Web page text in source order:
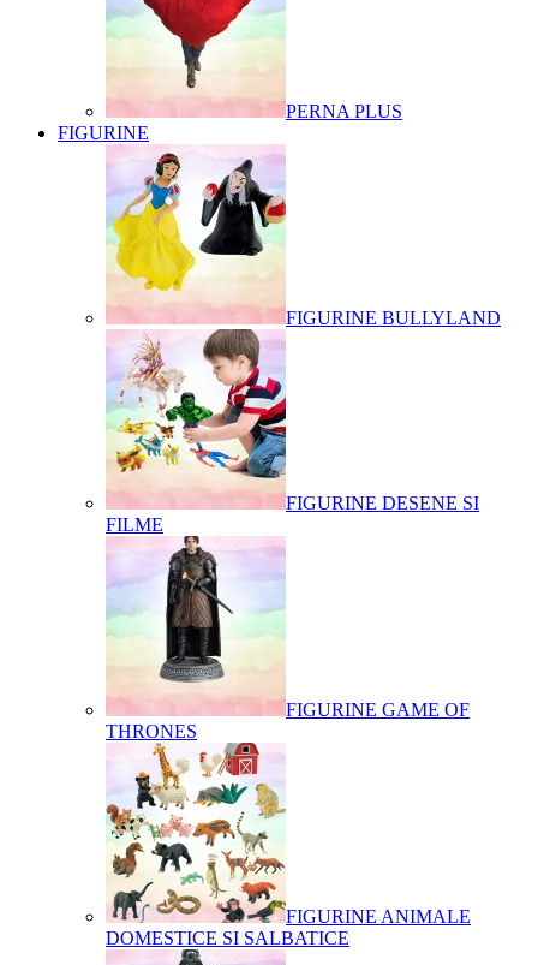
PERNA PLUS
FIGURINE
FIGURINE BULLYLAND
FIGURINE DESENE SI
FILME
FIGURINE GAME OF
THRONES
FIGURINE ANIMALE
DOMESTICE SI SALBATICE